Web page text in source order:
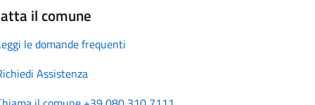
il comune
le domande frequenti
Assistenza